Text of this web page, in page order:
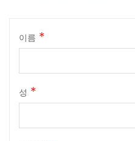
이름
성